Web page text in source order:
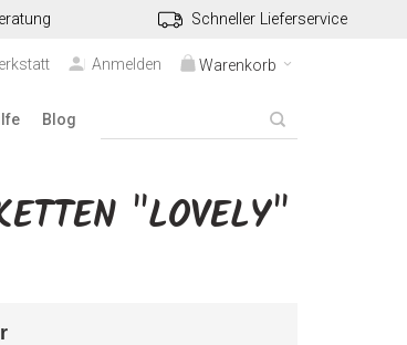
Schneller Lieferservice
Warenkorb
Anmelden
Blog
"LOVELY"